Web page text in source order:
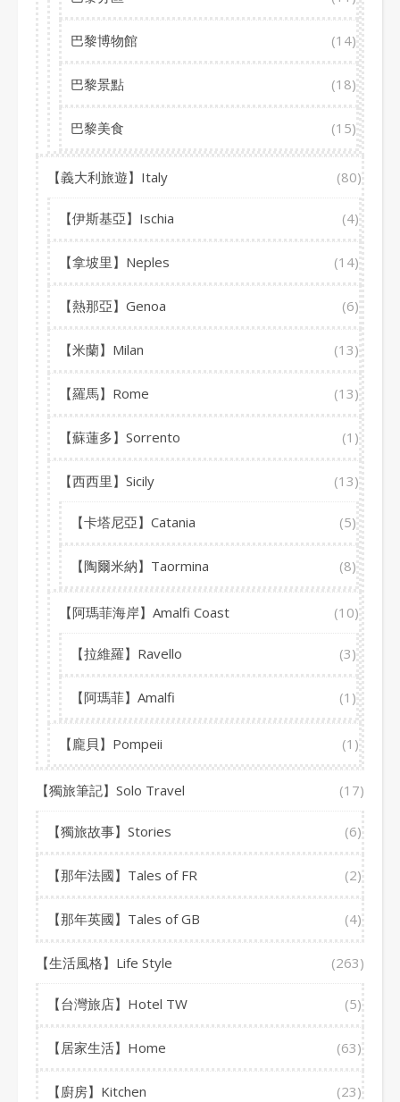
巴黎博物館 (14)
巴黎景點 (18)
巴黎美食 (15)
【義大利旅遊】Italy (80)
【伊斯基亞】Ischia (4)
【拿坡里】Neples (14)
【熱那亞】Genoa (6)
【米蘭】Milan (13)
【羅馬】Rome (13)
【蘇蓮多】Sorrento (1)
【西西里】Sicily (13)
【卡塔尼亞】Catania (5)
【陶爾米納】Taormina (8)
【阿瑪菲海岸】Amalfi Coast (10)
【拉維羅】Ravello (3)
【阿瑪菲】Amalfi (1)
【龐貝】Pompeii (1)
【獨旅筆記】Solo Travel (17)
【獨旅故事】Stories (6)
【那年法國】Tales of FR (2)
【那年英國】Tales of GB (4)
【生活風格】Life Style (263)
【台灣旅店】Hotel TW (5)
【居家生活】Home (63)
【廚房】Kitchen (23)